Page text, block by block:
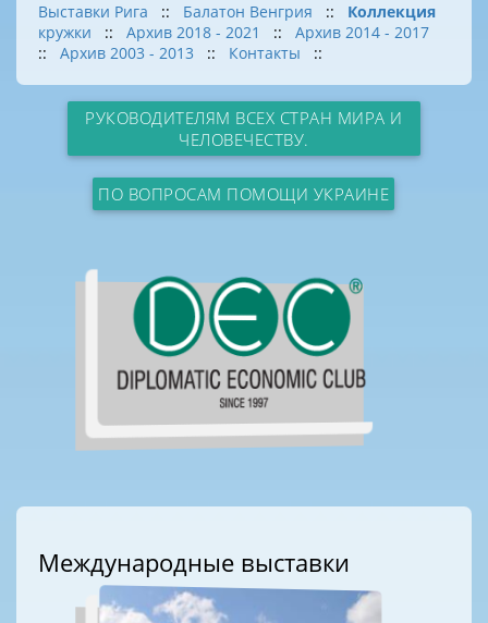
Выставки Рига
:: Балатон Венгрия :: Коллекция
кружки
:: Архив 2018 - 2021 :: Архив 2014 - 2017
:: Архив 2003 - 2013 :: Контакты ::
РУКОВОДИТЕЛЯМ ВСЕХ СТРАН МИРА И
ЧЕЛОВЕЧЕСТВУ.
ПО ВОПРОСАМ ПОМОЩИ УКРАИНЕ
Международные выставки